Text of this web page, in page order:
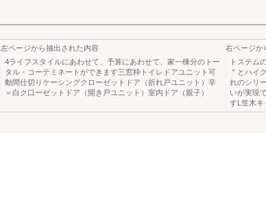
左ページから抽出された内容
4ライフスタイルにあわせて、予算にあわせて、家一棟分のトー
タル・コーテミネートができます三窓枠トイレドアユニット可
動間仕切りケーシングクローゼットドア（折れ戸ユニット）辛
＝白ク口ーゼットドア（開き戸ユニット）室内ドア（親子）
右ページか
トステム
＂とハイ
れのシリ
いが実現
すL笠木